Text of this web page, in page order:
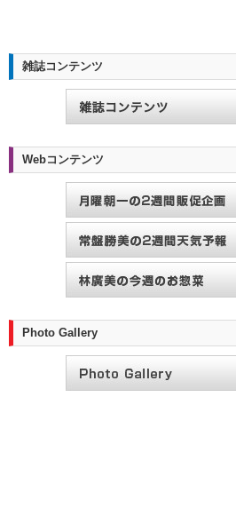
雑誌コンテンツ
Webコンテンツ
Photo Gallery